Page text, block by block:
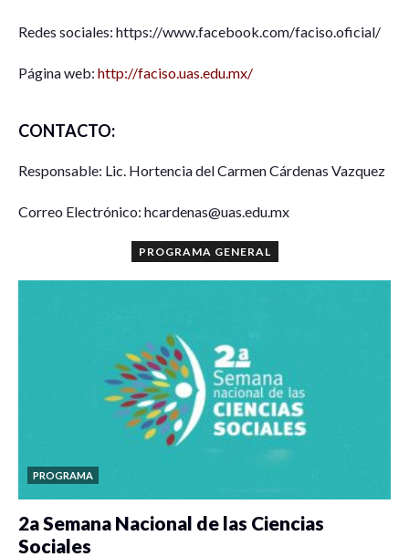
Redes sociales: https://www.facebook.com/faciso.oficial/
Página web: http://faciso.uas.edu.mx/
CONTACTO:
Responsable: Lic. Hortencia del Carmen Cárdenas Vazquez
Correo Electrónico: hcardenas@uas.edu.mx
PROGRAMA GENERAL
PROGRAMA
2a Semana Nacional de las Ciencias
Sociales